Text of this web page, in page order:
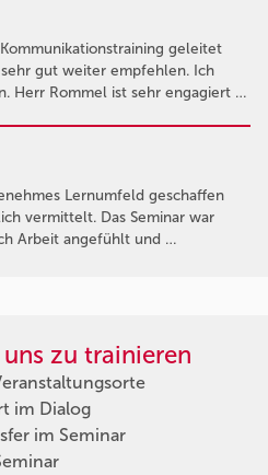
geleitet
gut weiter empfehlen. Ich
Herr Rommel ist sehr engagiert …
Lernumfeld geschaffen
vermittelt. Das Seminar war
Arbeit angefühlt und …
zu trainieren
im Dialog
im Seminar